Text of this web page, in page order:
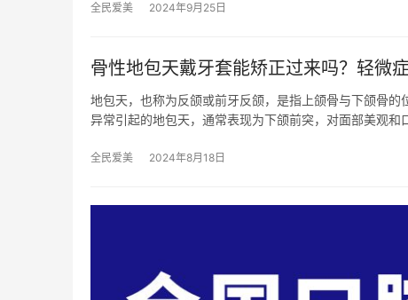
全民爱美 2024年9月25日
骨性地包天戴牙套能矫正过来吗？轻微
地包天，也称为反颌或前牙反颌，是指上颌骨与下颌骨
异常引起的地包天，通常表现为下颌前突，对面部美观和
全民爱美 2024年8月18日